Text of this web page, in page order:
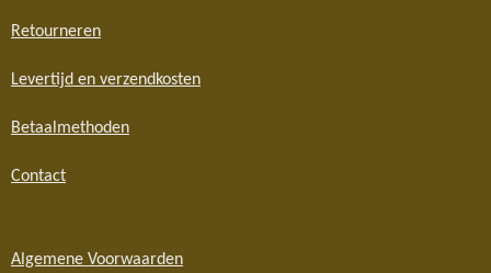
Retourneren
Levertijd en verzendkosten
Betaalmethoden
Contact
Algemene Voorwaarden